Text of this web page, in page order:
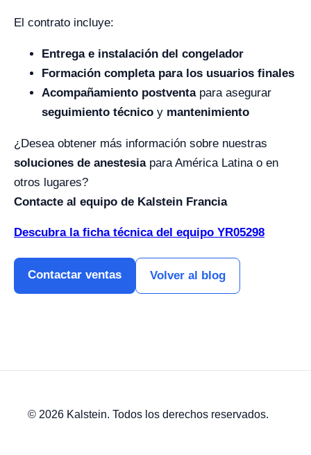
El contrato incluye:
Entrega e instalación del congelador
Formación completa para los usuarios finales
Acompañamiento postventapara asegurar
seguimiento técnico y mantenimiento
¿Desea obtener más información sobre nuestras
soluciones de anestesiapara América Latina o en
otros lugares?
Contacte al equipo de Kalstein Francia
Descubra la ficha técnica del equipo YR05298
Contactar ventas Volver al blog
© 2026 Kalstein. Todos los derechos reservados.